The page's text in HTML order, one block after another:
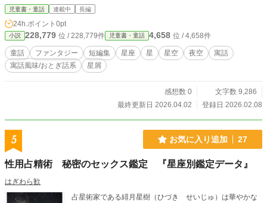
ん」のものがたり。 この世界には摩訶不思議な、人々が知らないだけのこと
が未だ存在している。 「もしも、もしも、遥か上空に地上の人々が知らない街
が存在したとしたら？」 これはそんな作者の空想をもとに生み出された童
話・寓話です。 一節ごとの文字数を少なくしています。そのため、節数と更
新回数が増加しますが、ご了承ください。 基本、平仮名だけの童話ですが、
若干漢字が入っていたりします。完結後に漢字でバージョンも投稿します。
可能な限り、毎日投稿を目指します。一旦、制作している箇所まで投稿できた
児童書・童話 連載中 長編
24h.ポイント 0pt
小説 228,779 位 / 228,779件 児童書・童話 4,658 位 / 4,658件
童話 ファンタジー 短編集 星座 星 星空 夜空
寓話
寓話風味/おとぎ話系
星屑
感想数 0
文字数 9,286
最終更新日 2026.04.02
登録日 2026.02.08
5 お気に入り追加 27
性用占精術 秘密のセックス鑑定 『星座別鑑定データ』
はぎわら歓
占星術家である緋月星樹（ひづき せいじゅ）は華やかな